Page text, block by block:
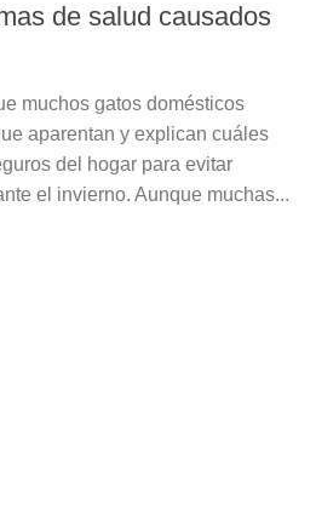
de salud causados
muchos gatos domésticos
aparentan y explican cuáles
del hogar para evitar
el invierno. Aunque muchas...